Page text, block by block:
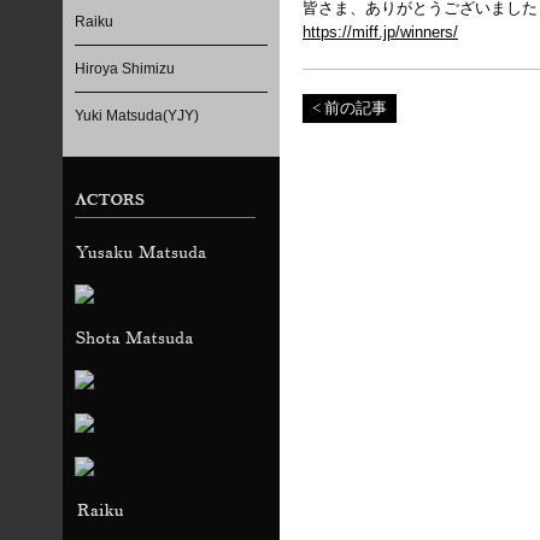
Raiku
Hiroya Shimizu
Yuki Matsuda(YJY)
皆さま、ありがとうございました
https://miff.jp/winners/
< 前の記事